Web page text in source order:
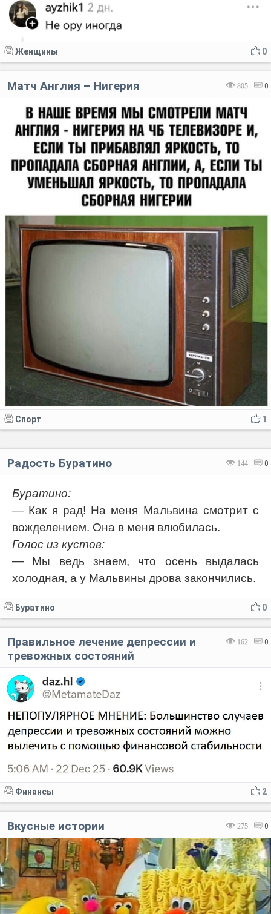
0
Женщины
805 0
Матч Англия – Нигерия
1
Спорт
144 0
Радость Буратино
Буратино:
— Как я рад! На меня Мальвина смотрит с
вожделением. Она в меня влюбилась.
Голос из кустов:
— Мы ведь знаем, что осень выдалась
холодная, а у Мальвины дрова закончились.
0
Буратино
162 0
Правильное лечение депрессии и
тревожных состояний
2
Финансы
275 0
Вкусные истории